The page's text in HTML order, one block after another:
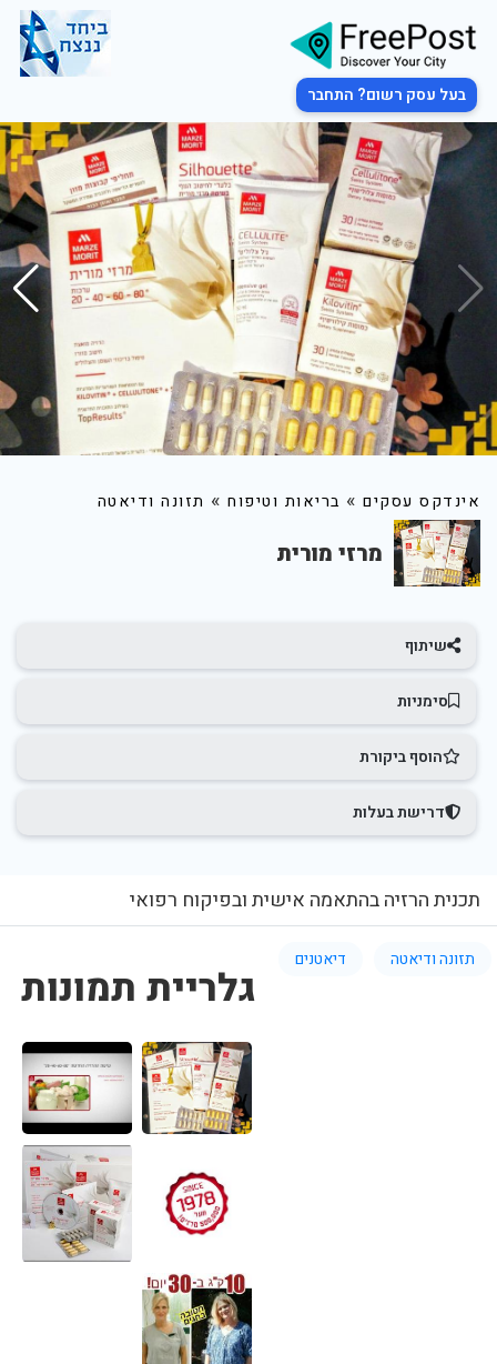
בעל עסק רשום? התחבר
אינדקס עסקים » בריאות וטיפוח » תזונה ודיאטה
מרזי מורית
שיתוף
סימניות
הוסף ביקורת
דרישת בעלות
תכנית הרזיה בהתאמה אישית ובפיקוח רפואי
תזונה ודיאטה דיאטנים
גלריית תמונות